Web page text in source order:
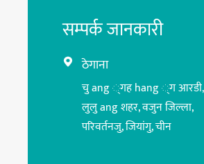
सम्पर्क जानकारी
 ठेगाना
चु ang ्गह hang ्ग आरडी,
लुलु ang शहर, वजुन जिल्ला,
परिवर्तनजु, जियांगु, चीन